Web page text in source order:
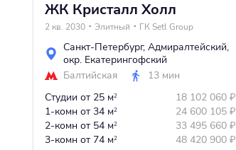
ЖК Кристалл Холл
2 кв. 2030 Элитный ГК Setl Group
Санкт-Петербург, Адмиралтейский,
окр. Екатерингофский
Балтийская
13 мин
Студии от 25 м2 18 102 060 ₽
1-комн от 34 м2 24 600 105 ₽
2-комн от 54 м2 33 495 660 ₽
3-комн от 74 м2 48 420 900 ₽